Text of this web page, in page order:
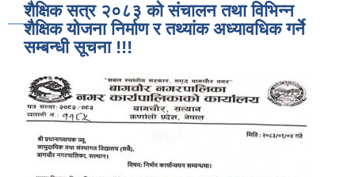
शैक्षिक सत्र २०८३ को संचालन तथा विभिन्न
शैक्षिक योजना निर्माण र तथ्यांक अध्यावधिक गर्ने
सम्बन्धी सूचना !!!